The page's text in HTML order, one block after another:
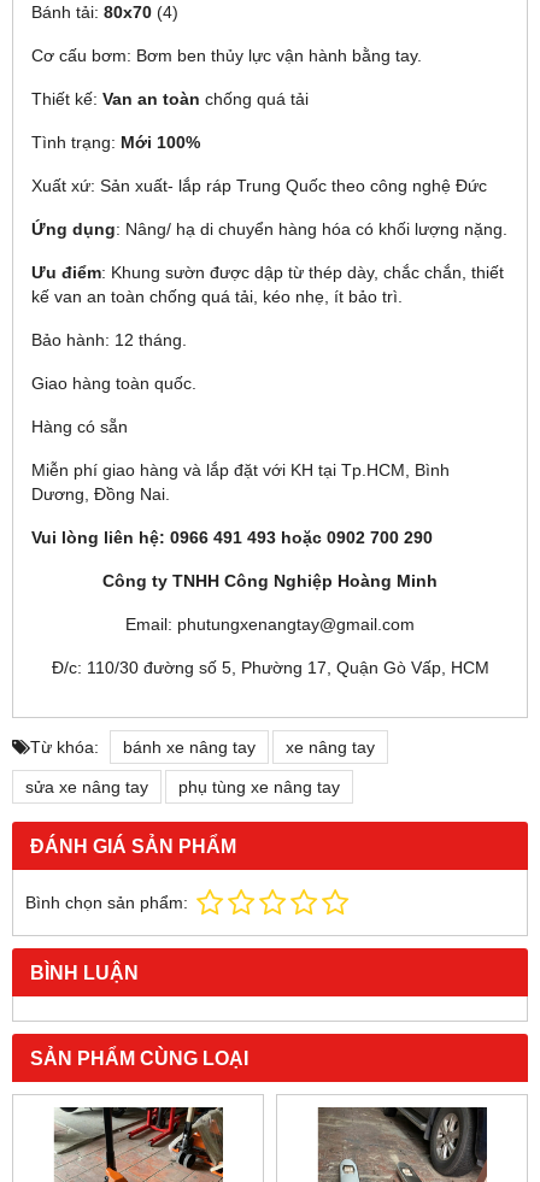
Bánh tải: 80x70 (4)
Cơ cấu bơm: Bơm ben thủy lực vận hành bằng tay.
Thiết kế: Van an toàn chống quá tải
Tình trạng: Mới 100%
Xuất xứ: Sản xuất- lắp ráp Trung Quốc theo công nghệ Đức
Ứng dụng: Nâng/ hạ di chuyển hàng hóa có khối lượng nặng.
Ưu điểm: Khung sườn được dập từ thép dày, chắc chắn, thiết
kế van an toàn chống quá tải, kéo nhẹ, ít bảo trì.
Bảo hành: 12 tháng.
Giao hàng toàn quốc.
Hàng có sẵn
Miễn phí giao hàng và lắp đặt với KH tại Tp.HCM, Bình
Dương, Đồng Nai.
Vui lòng liên hệ: 0966 491 493 hoặc 0902 700 290
Công ty TNHH Công Nghiệp Hoàng Minh
Email: phutungxenangtay@gmail.com
Đ/c: 110/30 đường số 5, Phường 17, Quận Gò Vấp, HCM
Từ khóa: bánh xe nâng tay xe nâng tay
sửa xe nâng tay phụ tùng xe nâng tay
ĐÁNH GIÁ SẢN PHẨM
Bình chọn sản phẩm:
BÌNH LUẬN
SẢN PHẨM CÙNG LOẠI